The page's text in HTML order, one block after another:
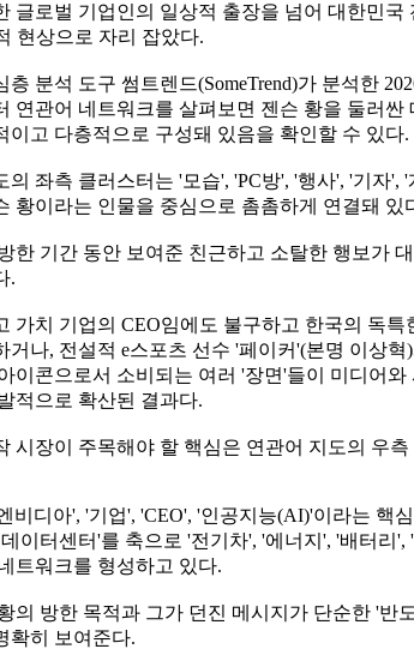
글로벌 기업인의 일상적 출장을 넘어 대한민국
현상으로 자리 잡았다.
층 분석 도구 썸트렌드(SomeTrend)가 분석한
연관어 네트워크를 살펴보면 젠슨 황을 둘러싼
이고 다층적으로 구성돼 있음을 확인할 수 있다.
의 좌측 클러스터는 '모습', 'PC방', '행사', '기자', '
황이라는 인물을 중심으로 촘촘하게 연결돼 있
한 기간 동안 보여준 친근하고 소탈한 행보가
.
가치 기업의 CEO임에도 불구하고 한국의 독특
거나, 전설적 e스포츠 선수 '페이커'(본명 이상혁
이콘으로서 소비되는 여러 '장면'들이 미디어와
적으로 확산된 결과다.
시장이 주목해야 할 핵심은 연관어 지도의 우
비디아', '기업', 'CEO', '인공지능(AI)'이라는 핵
이터센터'를 축으로 '전기차', '에너지', '배터리',
트워크를 형성하고 있다.
의 방한 목적과 그가 던진 메시지가 단순한 '반
확히 보여준다.